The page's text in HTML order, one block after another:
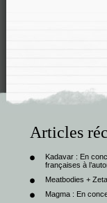
Articles
Kadavar : En
françaises à
Meatbodies +
Magma : En